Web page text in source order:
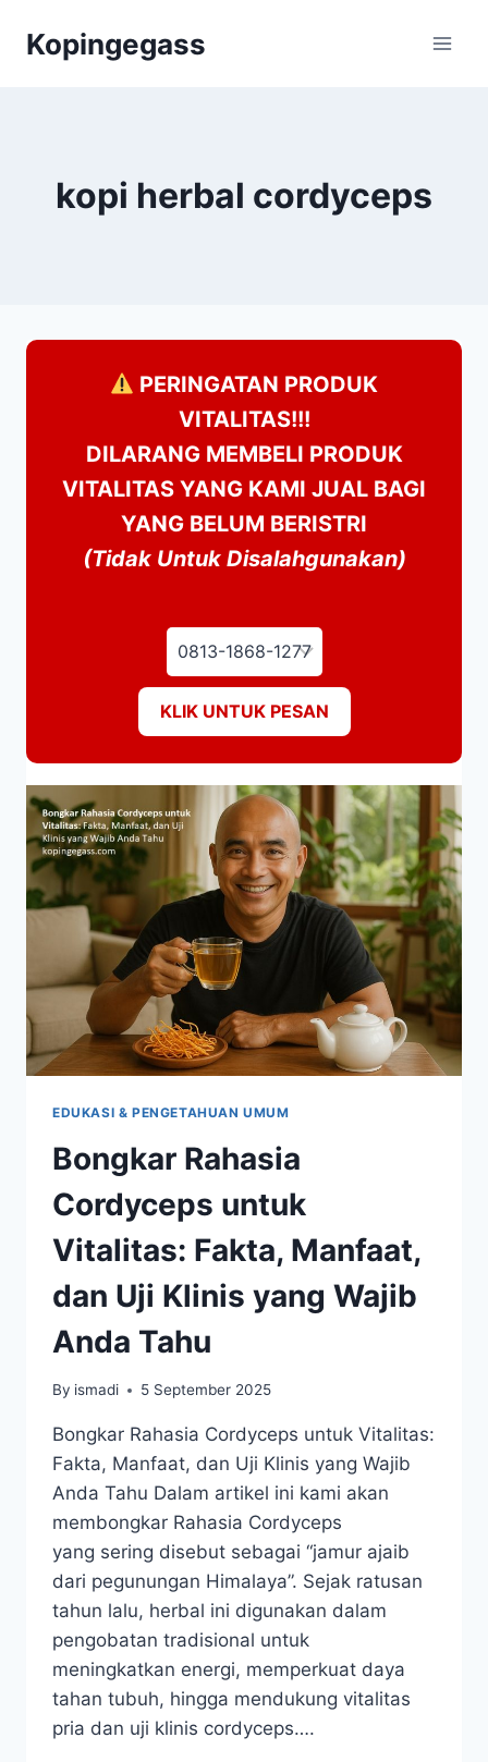
Kopingegass
kopi herbal cordyceps
PERINGATAN PRODUK
VITALITAS!!!
DILARANG MEMBELI PRODUK
VITALITAS YANG KAMI JUAL BAGI
YANG BELUM BERISTRI
(Tidak Untuk Disalahgunakan)
KLIK UNTUK PESAN
EDUKASI & PENGETAHUAN UMUM
Bongkar Rahasia
Cordyceps untuk
Vitalitas: Fakta, Manfaat,
dan Uji Klinis yang Wajib
Anda Tahu
By ismadi 5 September 2025
Bongkar Rahasia Cordyceps untuk Vitalitas:
Fakta, Manfaat, dan Uji Klinis yang Wajib
Anda Tahu Dalam artikel ini kami akan
membongkar Rahasia Cordyceps
yang sering disebut sebagai “jamur ajaib
dari pegunungan Himalaya”. Sejak ratusan
tahun lalu, herbal ini digunakan dalam
pengobatan tradisional untuk
meningkatkan energi, memperkuat daya
tahan tubuh, hingga mendukung vitalitas
pria dan uji klinis cordyceps….